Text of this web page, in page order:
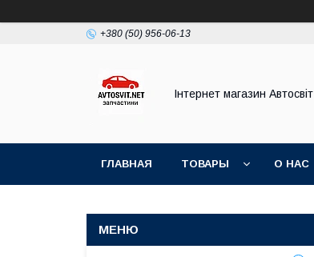
+380 (50) 956-06-13
Інтернет магазин Автосвіт
ГЛАВНАЯ ТОВАРЫ О НАС